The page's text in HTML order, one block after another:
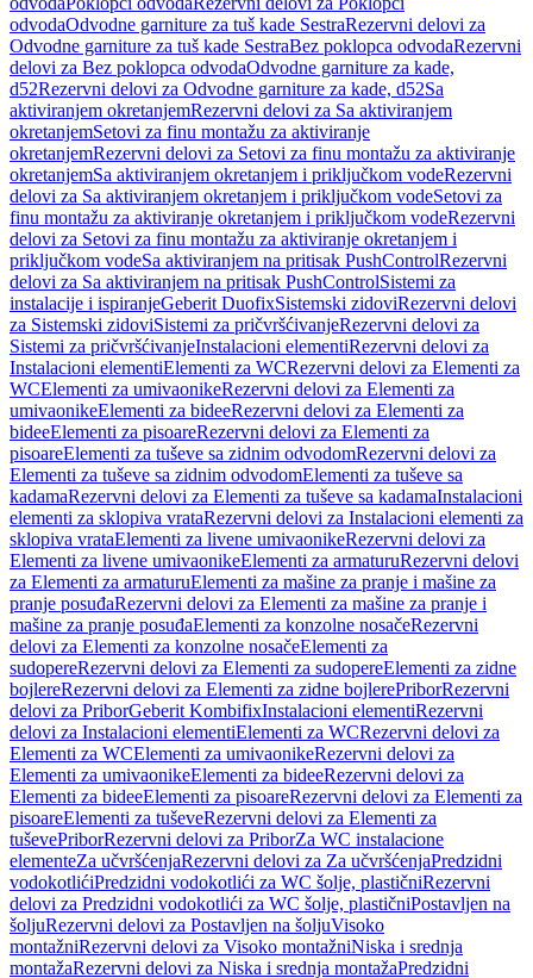
odvodaOdvodne garniture za tuš kade SestraRezervni delovi za
Odvodne garniture za tuš kade SestraBez poklopca odvodaRezervni
delovi za Bez poklopca odvodaOdvodne garniture za kade,
d52Rezervni delovi za Odvodne garniture za kade, d52Sa
aktiviranjem okretanjemRezervni delovi za Sa aktiviranjem
okretanjemSetovi za finu montažu za aktiviranje
okretanjemRezervni delovi za Setovi za finu montažu za aktiviranje
okretanjemSa aktiviranjem okretanjem i priključkom vodeRezervni
delovi za Sa aktiviranjem okretanjem i priključkom vodeSetovi za
finu montažu za aktiviranje okretanjem i priključkom vodeRezervni
delovi za Setovi za finu montažu za aktiviranje okretanjem i
priključkom vodeSa aktiviranjem na pritisak PushControlRezervni
delovi za Sa aktiviranjem na pritisak PushControlSistemi za
instalacije i ispiranjeGeberit DuofixSistemski zidoviRezervni delovi
za Sistemski zidoviSistemi za pričvršćivanjeRezervni delovi za
Sistemi za pričvršćivanjeInstalacioni elementiRezervni delovi za
Instalacioni elementiElementi za WCRezervni delovi za Elementi za
WCElementi za umivaonikeRezervni delovi za Elementi za
umivaonikeElementi za bideeRezervni delovi za Elementi za
bideeElementi za pisoareRezervni delovi za Elementi za
pisoareElementi za tuševe sa zidnim odvodomRezervni delovi za
Elementi za tuševe sa zidnim odvodomElementi za tuševe sa
kadamaRezervni delovi za Elementi za tuševe sa kadamaInstalacioni
elementi za sklopiva vrataRezervni delovi za Instalacioni elementi za
sklopiva vrataElementi za livene umivaonikeRezervni delovi za
Elementi za livene umivaonikeElementi za armaturuRezervni delovi
za Elementi za armaturuElementi za mašine za pranje i mašine za
pranje posuđaRezervni delovi za Elementi za mašine za pranje i
mašine za pranje posuđaElementi za konzolne nosačeRezervni
delovi za Elementi za konzolne nosačeElementi za
sudopereRezervni delovi za Elementi za sudopereElementi za zidne
bojlereRezervni delovi za Elementi za zidne bojlerePriborRezervni
delovi za PriborGeberit KombifixInstalacioni elementiRezervni
delovi za Instalacioni elementiElementi za WCRezervni delovi za
Elementi za WCElementi za umivaonikeRezervni delovi za
Elementi za umivaonikeElementi za bideeRezervni delovi za
Elementi za bideeElementi za pisoareRezervni delovi za Elementi za
pisoareElementi za tuševeRezervni delovi za Elementi za
tuševePriborRezervni delovi za PriborZa WC instalacione
elementeZa učvršćenjaRezervni delovi za Za učvršćenjaPredzidni
vodokotlićiPredzidni vodokotlići za WC šolje, plastičniRezervni
delovi za Predzidni vodokotlići za WC šolje, plastičniPostavljen na
šoljuRezervni delovi za Postavljen na šoljuVisoko
montažniRezervni delovi za Visoko montažniNiska i srednja
montažaRezervni delovi za Niska i srednja montažaPredzidni